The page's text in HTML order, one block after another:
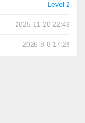
Level 2
2025-11-20 22:49
2026-8-8 17:28